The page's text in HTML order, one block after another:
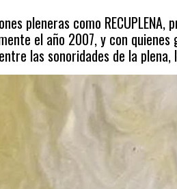
pleneras como
el año 2007, y con
las sonoridades de la